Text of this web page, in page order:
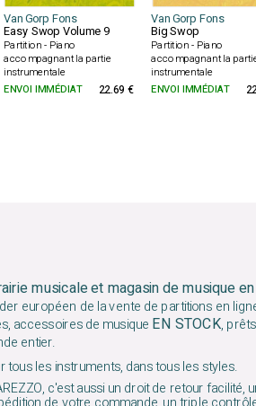
Van Gorp Fons Van Gorp Fons
Easy Swop Volume 9
Partition - Piano
accompagnant la partie
instrumentale
Big Swop
Partition - Piano
accompagnant la
instrumentale
ENVOI IMMÉDIAT
22.69 € ENVOI IMMÉDIAT
musicale et magasin de musique
européen de la vente de partitions en
accessoires de musique EN STOCK,
entier.
tous les instruments, dans tous les styles.
c'est aussi un droit de retour facilité,